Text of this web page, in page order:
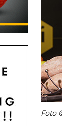
Foto